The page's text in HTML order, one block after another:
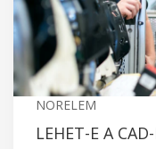
NORELEM
LEHET-E A